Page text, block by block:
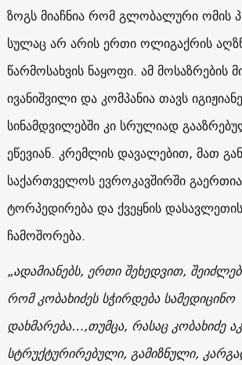
ზოგს მიაჩნია რომ გლობალური ომის
სულაც არ არის ერთი ოლიგაქრის
წარმოსახვის ნაყოფი. ამ მოსაზრების
ივანიშვილი და კომპანია თავს
სინამდვილებში კი სრულიად
ეწევიან. კრემლის დავალებით, მათ
საქართველოს ევროკავშირში
ტორპედირება და ქვეყნის
ჩამოშორება.
„ადამიანებს, ერთი შეხედვით,
რომ კობახიძეს სჭირდება სამედიცინო
დახმარება…,თუმცა, რასაც კობახიძე
სტრუქტურირებული, გამიზნული,